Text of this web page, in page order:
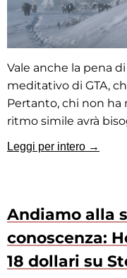
Vale anche la pena
meditativo di GTA,
Pertanto, chi non ha
ritmo simile avrà
Leggi per intero →
Andiamo alla
conoscenza:
18 dollari su